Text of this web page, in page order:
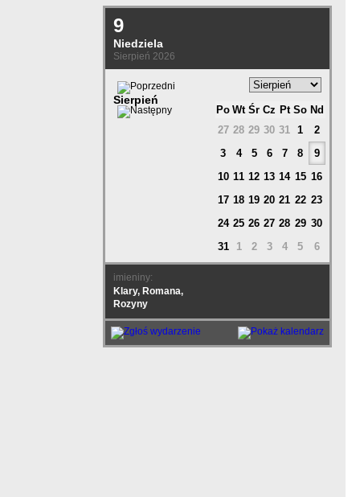
9
Niedziela
Sierpień 2026
Sierpień
Po Wt Śr Cz Pt So Nd
27 28 29 30 31 1
2
3
4 5 6 7 8
9
10 11 12 13 14 15 16
17 18 19 20 21 22 23
24 25 26 27 28 29 30
31
1 2 3 4 5 6
imieniny:
Klary, Romana,
Rozyny